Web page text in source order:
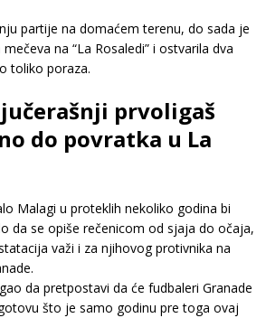
partije na domaćem terenu, do sada je
na “La Rosaledi” i ostvarila dva
toliko poraza.
prvoligaš
do povratka u La
Malagi u proteklih nekoliko godina bi
da se opiše rečenicom od sjaja do očaja,
važi i za njihovog protivnika na
da pretpostavi da će fudbaleri Granade
što je samo godinu pre toga ovaj